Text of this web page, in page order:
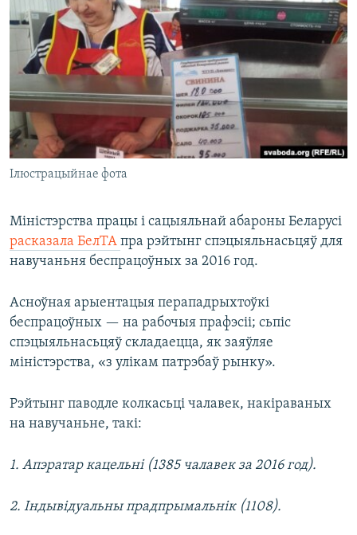
КУЛЬТУРА
КАЛЯНДАР
МОВА
НА ХВАЛЯХ СВАБОДЫ
Ілюстрацыйнае фота
Міністэрства працы і сацыяльнай абароны Беларусі
расказала БелТА пра рэйтынг спэцыяльнасьцяў для
навучаньня беспрацоўных за 2016 год.
Асноўная арыентацыя перападрыхтоўкі
беспрацоўных — на рабочыя прафэсіі; сьпіс
спэцыяльнасьцяў складаецца, як заяўляе
міністэрства, «з улікам патрэбаў рынку».
Рэйтынг паводле колкасьці чалавек, накіраваных
на навучаньне, такі:
1. Апэратар кацельні (1385 чалавек за 2016 год).
2. Індывідуальны прадпрымальнік (1108).